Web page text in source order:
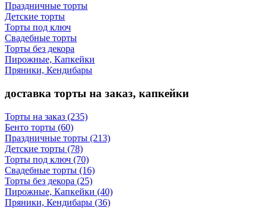
Праздничные торты
Детские торты
Торты под ключ
Свадебные торты
Торты без декора
Пирожные, Капкейки
Пряники, Кендибары
доставка торты на заказ, капкейки
Торты на заказ (235)
Бенто торты (60)
Праздничные торты (213)
Детские торты (78)
Торты под ключ (70)
Свадебные торты (16)
Торты без декора (25)
Пирожные, Капкейки (40)
Пряники, Кендибары (36)